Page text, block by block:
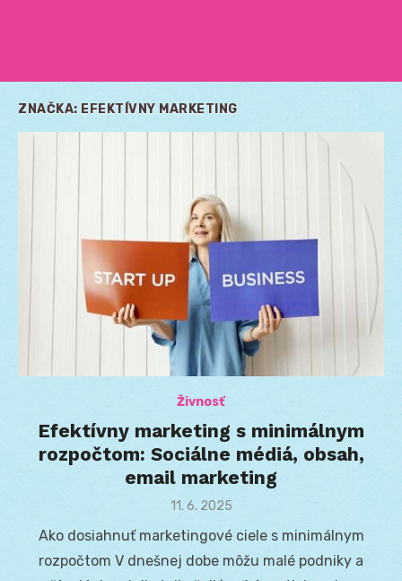
ZNAČKA: EFEKTÍVNY MARKETING
Živnosť
Efektívny marketing s minimálnym
rozpočtom: Sociálne médiá, obsah,
email marketing
Posted
11. 6. 2025
Ako dosiahnuť marketingové ciele s minimálnym
rozpočtom V dnešnej dobe môžu malé podniky a